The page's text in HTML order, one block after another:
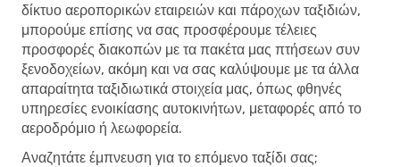
δίκτυο αεροπορικών εταιρειών και πάροχων ταξιδιών,
μπορούμε επίσης να σας προσφέρουμε τέλειες
προσφορές διακοπών με τα πακέτα μας πτήσεων συν
ξενοδοχείων, ακόμη και να σας καλύψουμε με τα άλλα
απαραίτητα ταξιδιωτικά στοιχεία μας, όπως φθηνές
υπηρεσίες ενοικίασης αυτοκινήτων, μεταφορές από το
αεροδρόμιο ή λεωφορεία.
Αναζητάτε έμπνευση για το επόμενο ταξίδι σας;